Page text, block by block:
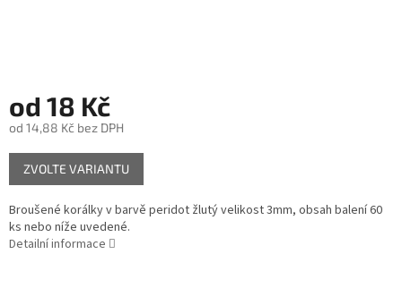
od 18 Kč
od 14,88 Kč bez DPH
Měrná
cena:
ZVOLTE VARIANTU
Broušené korálky v barvě peridot žlutý velikost 3mm, obsah balení 60
ks nebo níže uvedené.
Detailní informace